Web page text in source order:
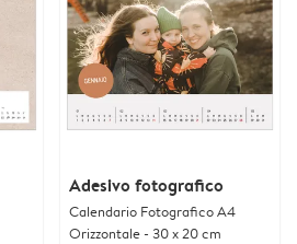
Adesivo fotografico
Calendario Fotografico A4
Orizzontale - 30 x 20 cm